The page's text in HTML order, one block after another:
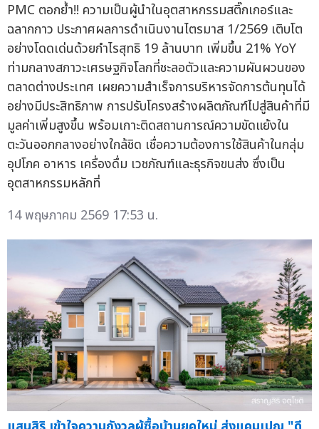
PMC ตอกย้ำ!! ความเป็นผู้นำในอุตสาหกรรมสติ๊กเกอร์และ
ฉลากกาว ประกาศผลการดำเนินงานไตรมาส 1/2569 เติบโต
อย่างโดดเด่นด้วยกำไรสุทธิ 19 ล้านบาท เพิ่มขึ้น 21% YoY
ท่ามกลางสภาวะเศรษฐกิจโลกที่ชะลอตัวและความผันผวนของ
ตลาดต่างประเทศ เผยความสำเร็จการบริหารจัดการต้นทุนได้
อย่างมีประสิทธิภาพ การปรับโครงสร้างผลิตภัณฑ์ไปสู่สินค้าที่มี
มูลค่าเพิ่มสูงขึ้น พร้อมเกาะติดสถานการณ์ความขัดแย้งใน
ตะวันออกกลางอย่างใกล้ชิด เชื่อความต้องการใช้สินค้าในกลุ่ม
อุปโภค อาหาร เครื่องดื่ม เวชภัณฑ์และธุรกิจขนส่ง ซึ่งเป็น
อุตสาหกรรมหลักที่
14 พฤษภาคม 2569 17:53 น.